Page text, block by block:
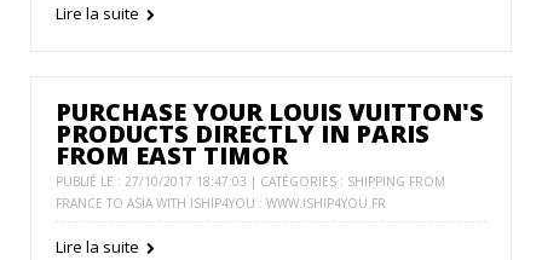
Lire la suite
PURCHASE YOUR LOUIS VUITTON'S
PRODUCTS DIRECTLY IN PARIS
FROM EAST TIMOR
PUBLIÉ LE : 27/10/2017 18:47:03 | CATÉGORIES : SHIPPING FROM
FRANCE TO ASIA WITH ISHIP4YOU : WWW.ISHIP4YOU.FR
Lire la suite